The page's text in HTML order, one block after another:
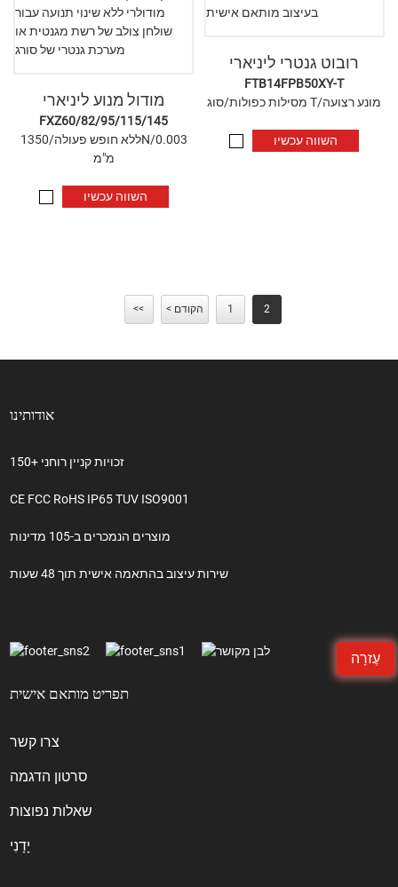
עֶזרָה
מודול מנוע ליניארי
FXZ60/82/95/115/145
ללא חופש פעולה/1350N/0.003
מ"מ
השווה עכשיו
רובוט גנטרי ליניארי
FTB14FPB50XY-T
מסילות כפולות/סוג T/מונע רצועה
השווה עכשיו
<< < הקודם 1 2
אודותינו
150+ זכויות קניין רוחני
CE FCC RoHS IP65 TUV ISO9001
מוצרים הנמכרים ב-105 מדינות
שירות עיצוב בהתאמה אישית תוך 48 שעות
תפריט מותאם אישית
צרו קשר
סרטון הדגמה
שאלות נפוצות
יָדָנִי